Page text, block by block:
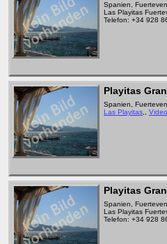
Spanien,
Las Playitas
Telefon: +34 928
Playitas
Spanien,
Las Playitas
Video
Playitas
Spanien,
Las Playitas
Telefon: +34 928